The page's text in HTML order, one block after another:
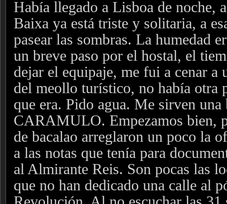
Había llegado a Lisboa de noche,
Baixa ya está triste y solitaria, a
pasear las sombras. La humedad
un breve paso por el hostal, el
dejar el equipaje, me fui a cenar a
del meollo turístico, no había otra
que era. Pido agua. Me sirven una
CARAMULO. Empezamos bien,
de bacalao arreglaron un poco la
a las notas que tenía para
al Almirante Reis. Son pocas las
que no han dedicado una calle al